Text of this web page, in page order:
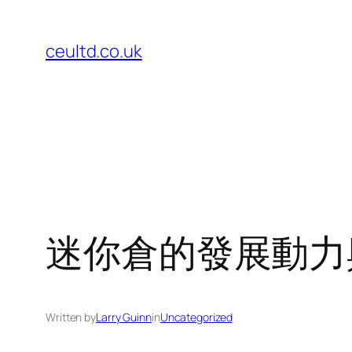
content
ceultd.co.uk
迷你倉的發展動
Written byLarry GuinninUncategorized